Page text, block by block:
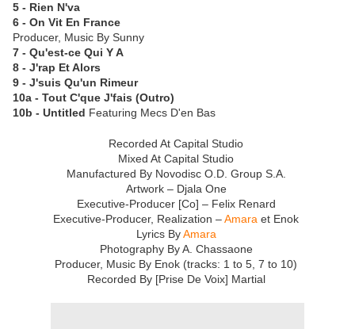
5 - Rien N'va
6 - On Vit En France
Producer, Music By Sunny
7 - Qu'est-ce Qui Y A
8 - J'rap Et Alors
9 - J'suis Qu'un Rimeur
10a - Tout C'que J'fais (Outro)
10b - Untitled Featuring Mecs D'en Bas
Recorded At Capital Studio
Mixed At Capital Studio
Manufactured By Novodisc O.D. Group S.A.
Artwork – Djala One
Executive-Producer [Co] – Felix Renard
Executive-Producer, Realization –Amara et Enok
Lyrics ByAmara
Photography By A. Chassaone
Producer, Music By Enok (tracks: 1 to 5, 7 to 10)
Recorded By [Prise De Voix] Martial